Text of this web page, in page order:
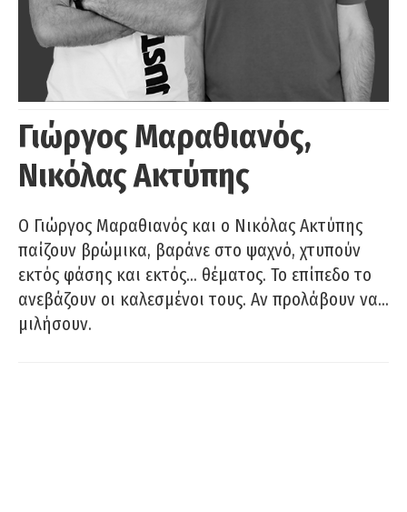
Γιώργος Μαραθιανός,
Νικόλας Ακτύπης
Ο Γιώργος Μαραθιανός και ο Νικόλας Ακτύπης
παίζουν βρώμικα, βαράνε στο ψαχνό, χτυπούν
εκτός φάσης και εκτός… θέματος. Το επίπεδο το
ανεβάζουν οι καλεσμένοι τους. Αν προλάβουν να…
μιλήσουν.